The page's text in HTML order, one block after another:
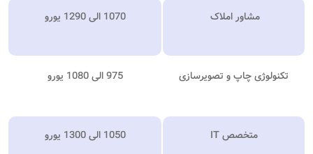
مشاور املاک 1070 الی 1290 یورو
تکنولوژی چاپ و تصویرسازی 975 الی 1080 یورو
متخصص IT 1050 الی 1300 یورو